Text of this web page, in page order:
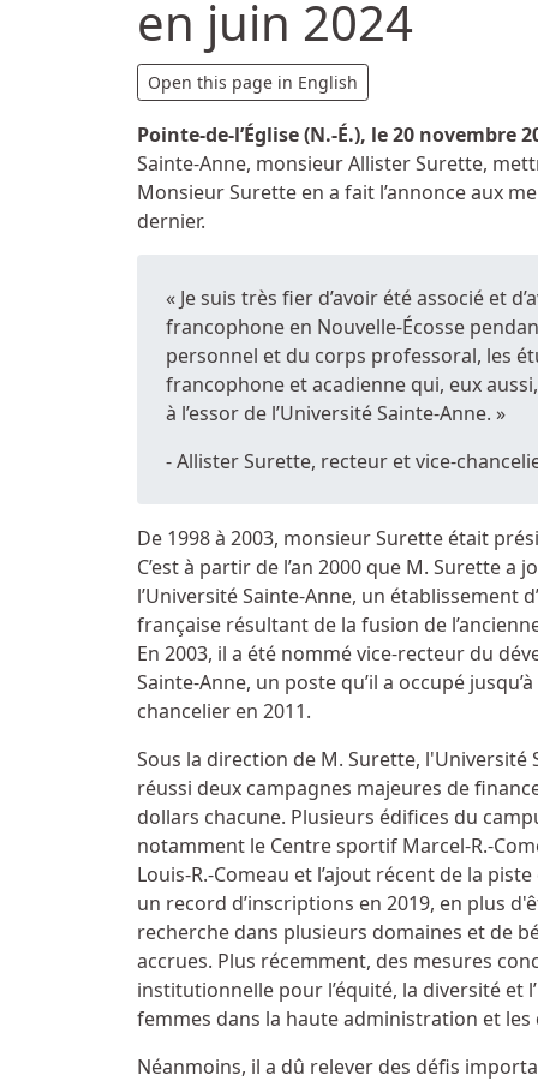
en juin 2024
Détails
Open this page in English
Pointe-de-l’Église (N.-É.), le20 novembre
Sainte-Anne, monsieur Allister Surette,
Monsieur Surette en a fait l’annonce aux
dernier.
« Je suis très fier d’avoir été associé et
francophone en Nouvelle-Écosse
personnel et du corps professoral, les
francophone et acadienne qui, eux
à l’essor de l’Université Sainte-Anne. »
- Allister Surette, recteur et vice-
De 1998 à 2003, monsieur Surette était
C’est à partir de l’an 2000 que M. Surette
l’Université Sainte-Anne, un établissement
française résultant de la fusion de
En 2003, il a été nommé vice-recteur du
Sainte-Anne, un poste qu’il a occupé
chancelier en 2011.
Sous la direction de M. Surette,
réussi deux campagnes majeures de
dollars chacune. Plusieurs édifices du
notamment le Centre sportif Marcel-R.-
Louis-R.-Comeau et l’ajout récent de la
un record d’inscriptions en 2019, en plus
recherche dans plusieurs domaines et de
accrues. Plus récemment, des mesures
institutionnelle pour l’équité, la diversité et
femmes dans la haute administration et
Néanmoins, il a dû relever des défis